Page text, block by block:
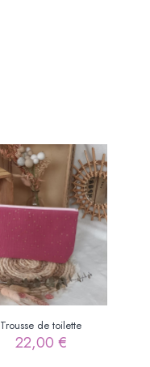
Trousse de toilette
22,00 €